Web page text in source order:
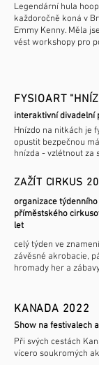
Legendární hula
každoročně koná v
Emmy Kenny. Měla
vést workshopy pro
FYSIOART
interaktivní divadelní
Hnízdo na nitkách je
opustit bezpečnou
hnízda - vzlétnout za
ZAŽÍT CIRKUS
organizace týdenního
příměstského
let
celý týden ve
závěsné akrobacie,
hromady her a
KANADA 2022
Show na festivalech
Při svých cestách
vícero soukromých